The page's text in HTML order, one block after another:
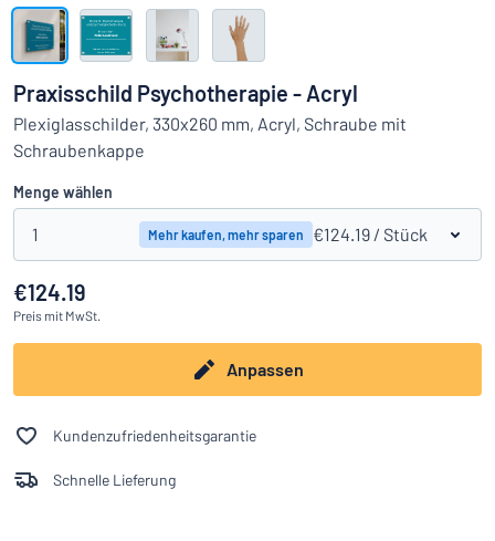
Das Gesuchte nicht gefunden? Schild hier entwerfen
Alle Kategorien anzeigen
Einloggen
Praxisschild Psychotherapie - Acryl
Plexiglasschilder, 330x260 mm, Acryl, Schraube mit
Schraubenkappe
Menge wählen
1 Mehr kaufen, mehr sparen €124.19 / Stück
€124.19
Preis mit MwSt.
Anpassen
Kundenzufriedenheitsgarantie
Schnelle Lieferung